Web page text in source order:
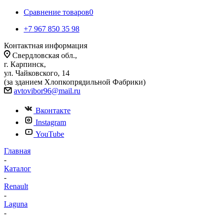
Сравнение товаров0
+7 967 850 35 98
Контактная информация
Свердловская обл.,
г. Карпинск,
ул. Чайковского, 14
(за зданием Хлопкопрядильной Фабрики)
avtovibor96@mail.ru
Вконтакте
Instagram
YouTube
Главная
-
Каталог
-
Renault
-
Laguna
-